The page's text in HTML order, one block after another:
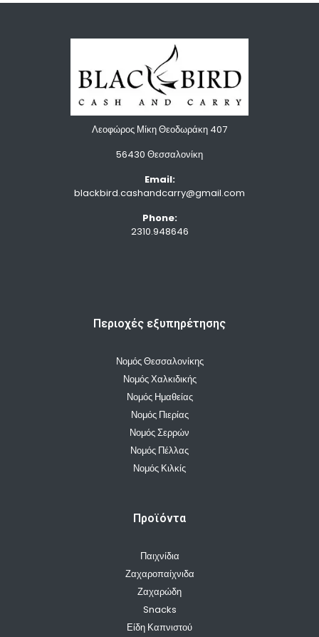
Λεοφώρος Μίκη Θεοδωράκη 407
56430 Θεσσαλονίκη
Email:
blackbird.cashandcarry@gmail.com
Phone:
2310.948646
Περιοχές εξυπηρέτησης
Νομός Θεσσαλονίκης
Νομός Χαλκιδικής
Νομός Ημαθείας
Νομός Πιερίας
Νομός Σερρών
Νομός Πέλλας
Νομός Κιλκίς
Προϊόντα
Παιχνίδια
Ζαχαροπαίχνιδα
Ζαχαρώδη
Snacks
Είδη Καπνιστού